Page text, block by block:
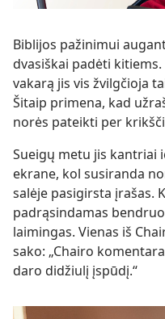
Biblijos pažinimui
dvasiškai padėti
vakarą jis vis žvilgčioja
Šitaip primena, kad
norės pateikti per
Sueigų metu jis kantriai
ekrane, kol susiranda
salėje pasigirsta įrašas.
padrąsindamas
laimingas. Vienas iš
sako: „Chairo
daro didžiulį įspūdį.“